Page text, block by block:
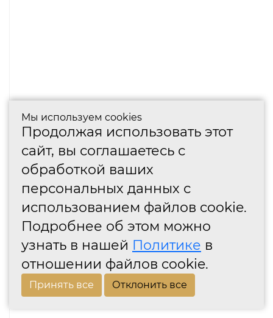
Мы используем cookies
Продолжая использовать этот
сайт, вы соглашаетесь с
обработкой ваших
персональных данных с
использованием файлов cookie.
Подробнее об этом можно
узнать в нашей Политике в
отношении файлов cookie.
Принять все Отклонить все